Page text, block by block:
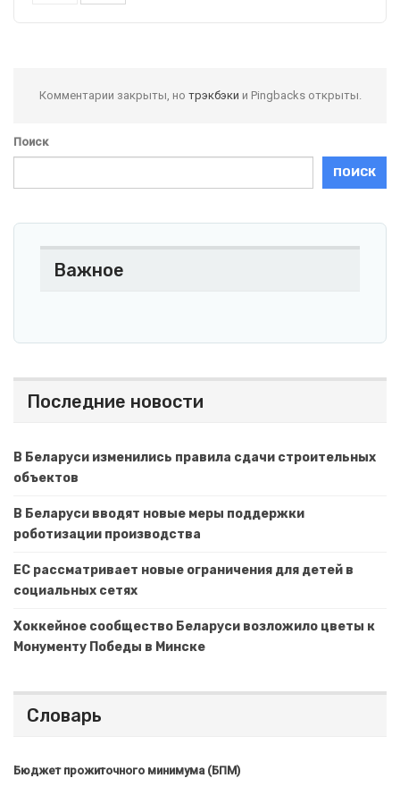
Комментарии закрыты, но трэкбэки и Pingbacks открыты.
Поиск
ПОИСК
Важное
Последние новости
В Беларуси изменились правила сдачи строительных
объектов
В Беларуси вводят новые меры поддержки
роботизации производства
ЕС рассматривает новые ограничения для детей в
социальных сетях
Хоккейное сообщество Беларуси возложило цветы к
Монументу Победы в Минске
Словарь
Бюджет прожиточного минимума (БПМ)